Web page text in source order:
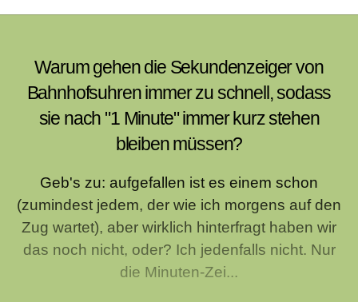
Warum gehen die Sekundenzeiger von
Bahnhofsuhren immer zu schnell, sodass
sie nach "1 Minute" immer kurz stehen
bleiben müssen?
Geb's zu: aufgefallen ist es einem schon
(zumindest jedem, der wie ich morgens auf den
Zug wartet), aber wirklich hinterfragt haben wir
das noch nicht, oder? Ich jedenfalls nicht. Nur
die Minuten-Zei...